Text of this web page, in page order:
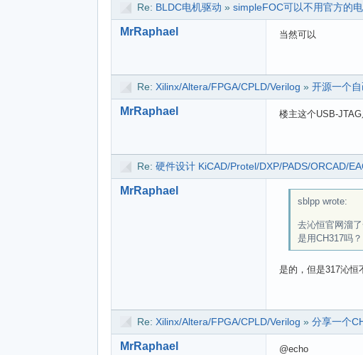
Re: BLDC电机驱动 » simpleFOC可以不用官方的
MrRaphael 当然可以
Re: Xilinx/Altera/FPGA/CPLD/Verilog » 开源一个
MrRaphael 楼主这个USB-
Re: 硬件设计 KiCAD/Protel/DXP/PADS/ORCAD/
MrRaphael
sblpp wrote:
去沁恒官网溜
是用CH317吗？
是的，但是317沁恒
Re: Xilinx/Altera/FPGA/CPLD/Verilog » 分享一个
MrRaphael
@echo